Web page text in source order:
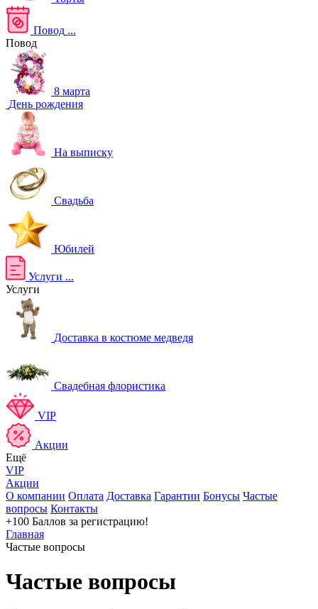
Повод ...
Повод
8 марта
День рождения
На выписку
Свадьба
Юбилей
Услуги ...
Услуги
Доставка в костюме медведя
Свадебная флористика
VIP
Акции
Ещё
VIP
Акции
О компании Оплата Доставка Гарантии Бонусы Частые
вопросы Контакты
+100 Баллов за регистрацию!
Главная
Частые вопросы
Частые вопросы